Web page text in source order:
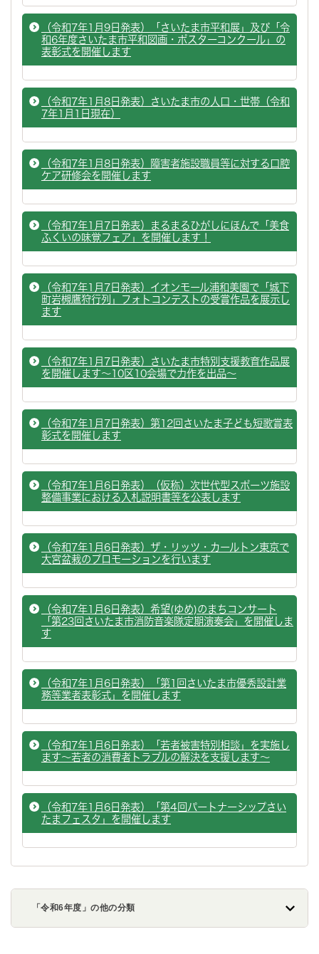
（令和7年1月9日発表）「さいたま市平和展」及び「令
和6年度さいたま市平和図画・ポスターコンクール」の
表彰式を開催します
（令和7年1月8日発表）さいたま市の人口・世帯（令和
7年1月1日現在）
（令和7年1月8日発表）障害者施設職員等に対する口腔
ケア研修会を開催します
（令和7年1月7日発表）まるまるひがしにほんで「美食
ふくいの味覚フェア」を開催します！
（令和7年1月7日発表）イオンモール浦和美園で「城下
町岩槻鷹狩行列」フォトコンテストの受賞作品を展示し
ます
（令和7年1月7日発表）さいたま市特別支援教育作品展
を開催します～10区10会場で力作を出品～
（令和7年1月7日発表）第12回さいたま子ども短歌賞表
彰式を開催します
（令和7年1月6日発表）（仮称）次世代型スポーツ施設
整備事業における入札説明書等を公表します
（令和7年1月6日発表）ザ・リッツ・カールトン東京で
大宮盆栽のプロモーションを行います
（令和7年1月6日発表）希望(ゆめ)のまちコンサート
「第23回さいたま市消防音楽隊定期演奏会」を開催しま
す
（令和7年1月6日発表）「第1回さいたま市優秀設計業
務等業者表彰式」を開催します
（令和7年1月6日発表）「若者被害特別相談」を実施し
ます～若者の消費者トラブルの解決を支援します～
（令和7年1月6日発表）「第4回パートナーシップさい
たまフェスタ」を開催します
「令和6年度」の他の分類